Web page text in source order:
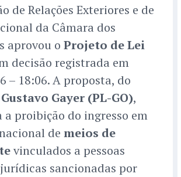
de Relações Exteriores e de
da Câmara dos
aprovou o Projeto de Lei
decisão registrada em
– 18:06. A proposta, do
Gustavo Gayer (PL-GO),
a proibição do ingresso em
de meios de
vinculados a pessoas
sancionadas por